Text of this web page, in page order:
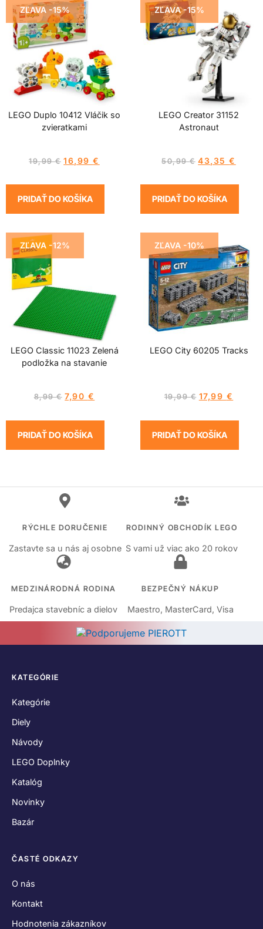
ZĽAVA -15%
LEGO Duplo 10412 Vláčik so
zvieratkami
19,99€ 16,99€
PRIDAŤ DO KOŠÍKA
ZĽAVA -15%
LEGO Creator 31152
Astronaut
50,99€ 43,35€
PRIDAŤ DO KOŠÍKA
ZĽAVA -12%
LEGO Classic 11023 Zelená
podložka na stavanie
8,99€ 7,90 €
PRIDAŤ DO KOŠÍKA
ZĽAVA -10%
LEGO City 60205 Tracks
19,99€ 17,99 €
PRIDAŤ DO KOŠÍKA
RÝCHLE DORUČENIE
Zastavte sa u nás aj osobne
RODINNÝ OBCHODÍK LEGO
S vami už viac ako 20 rokov
MEDZINÁRODNÁ RODINA
Predajca stavebníc a dielov
BEZPEČNÝ NÁKUP
Maestro, MasterCard, Visa
KATEGÓRIE
Kategórie
Diely
Návody
LEGO Doplnky
Katalóg
Novinky
Bazár
ČASTÉ ODKAZY
O nás
Kontakt
Hodnotenia zákazníkov